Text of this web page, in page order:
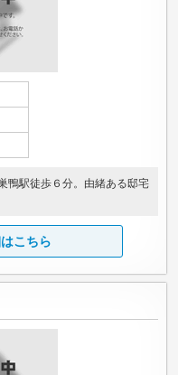
駅徒歩６分。由緒ある邸宅
こちら